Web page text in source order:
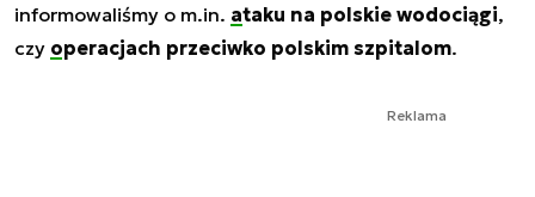
informowaliśmy o m.in. ataku na polskie wodociągi,
czy operacjach przeciwko polskim szpitalom.
Reklama